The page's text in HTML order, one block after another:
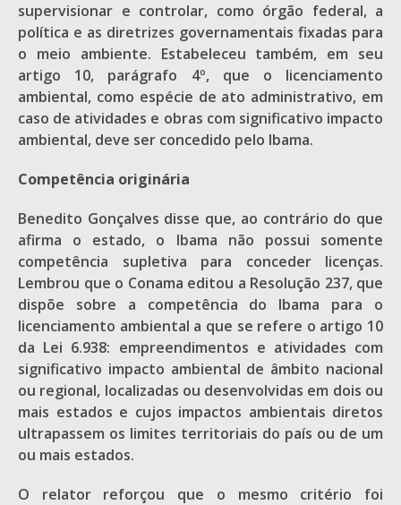
supervisionar e controlar, como órgão federal, a
política e as diretrizes governamentais fixadas para
o meio ambiente. Estabeleceu também, em seu
artigo 10, parágrafo 4º, que o licenciamento
ambiental, como espécie de ato administrativo, em
caso de atividades e obras com significativo impacto
ambiental, deve ser concedido pelo Ibama.
Competência originária
Benedito Gonçalves disse que, ao contrário do que
afirma o estado, o Ibama não possui somente
competência supletiva para conceder licenças.
Lembrou que o Conama editou a Resolução 237, que
dispõe sobre a competência do Ibama para o
licenciamento ambiental a que se refere o artigo 10
da Lei 6.938: empreendimentos e atividades com
significativo impacto ambiental de âmbito nacional
ou regional, localizadas ou desenvolvidas em dois ou
mais estados e cujos impactos ambientais diretos
ultrapassem os limites territoriais do país ou de um
ou mais estados.
O relator reforçou que o mesmo critério foi